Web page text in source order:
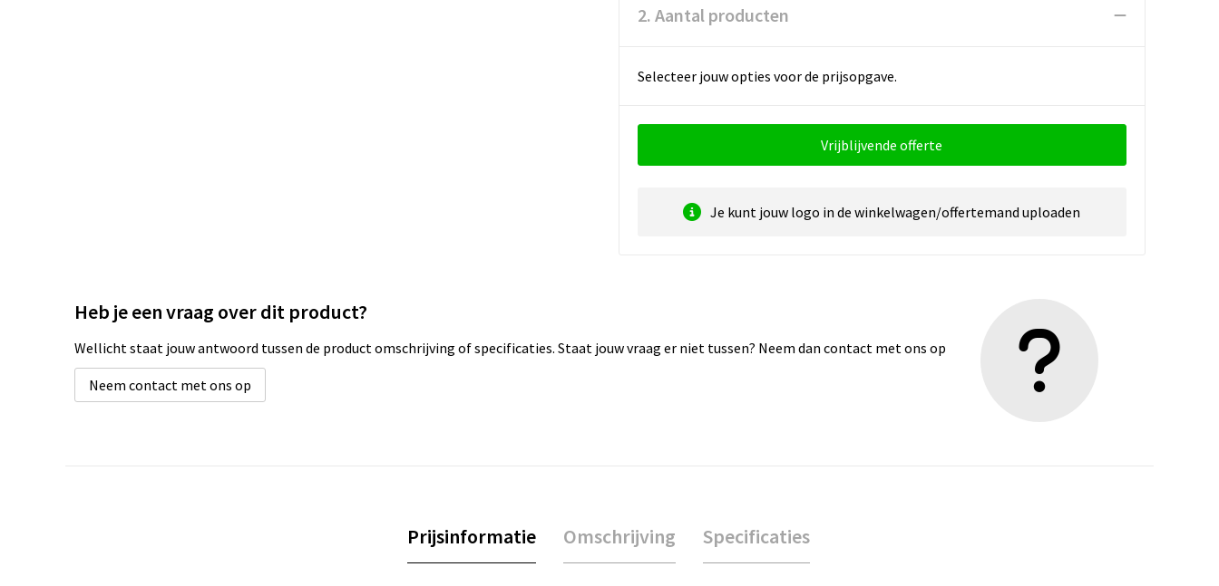
2. Aantal producten
Selecteer jouw opties voor de prijsopgave.
Vrijblijvende offerte
Je kunt jouw logo in de winkelwagen/offertemand uploaden
Heb je een vraag over dit product?
Wellicht staat jouw antwoord tussen de product omschrijving of specificaties. Staat jouw vraag er niet tussen? Neem dan contact met ons op
Neem contact met ons op
Prijsinformatie Omschrijving Specificaties